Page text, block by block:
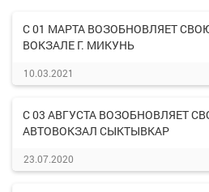
С 01 МАРТА ВОЗОБНОВЛЯЕТ
ВОКЗАЛЕ Г. МИКУНЬ
10.03.2021
С 03 АВГУСТА ВОЗОБНОВЛЯЕТ
АВТОВОКЗАЛ СЫКТЫВКАР
23.07.2020